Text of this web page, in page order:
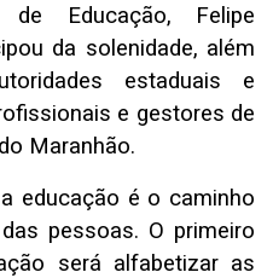
Educação, Felipe
da solenidade, além
estaduais e
e gestores de
Maranhão.
educação é o caminho
pessoas. O primeiro
será alfabetizar as